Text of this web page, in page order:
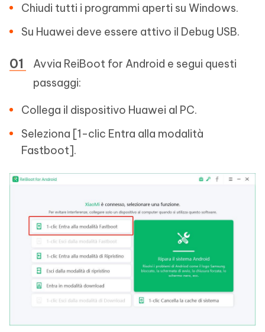
Chiudi tutti i programmi aperti su Windows.
Su Huawei deve essere attivo il Debug USB.
Avvia ReiBoot for Android e segui questi
passaggi:
Collega il dispositivo Huawei al PC.
Seleziona [1-clic Entra alla modalità
Fastboot].